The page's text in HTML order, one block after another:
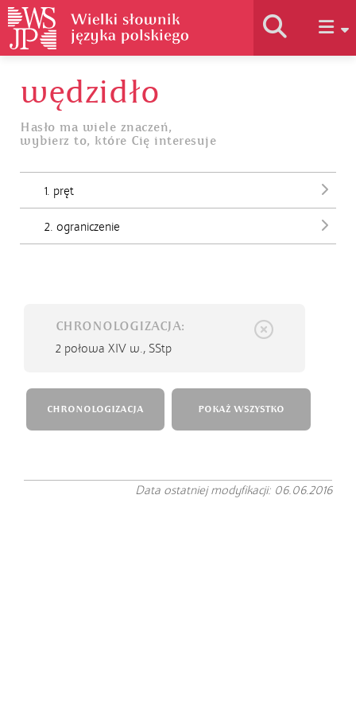
Historia słownika
Jak korzystać
wędzidło
Hasło ma wiele znaczeń,
wybierz to, które Cię interesuje
1. pręt
2. ograniczenie
CHRONOLOGIZACJA:
2 połowa XIV w., SStp
CHRONOLOGIZACJA POKAŻ WSZYSTKO
Data ostatniej modyfikacji: 06.06.2016